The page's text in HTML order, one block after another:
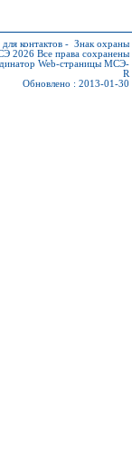
контактов - Знак охраны
2026 Все права сохранены
Web-страницы МСЭ-
R
Обновлено : 2013-01-30